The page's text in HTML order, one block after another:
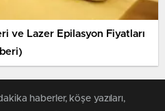
ve Lazer Epilasyon Fiyatları
haberler, köşe yazıları,